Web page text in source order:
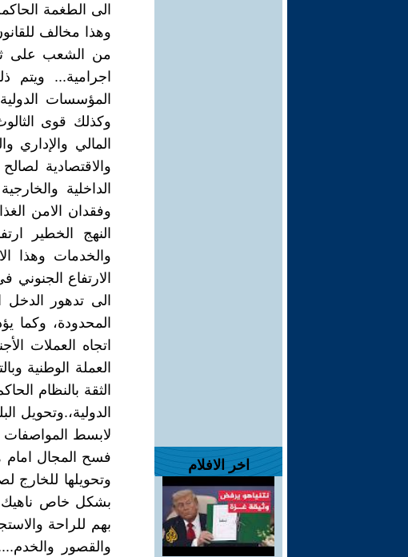
اخر الافلام
الى الطغمة
من الشعب على
اجرامية...
المؤسسات
وكذلك قوى
المالي والإداري
والاقتصادية
الداخلية
وفقدان الامن
النهج الخطير
والخدمات وهذا
الارتفاع
الى تدهور
المحدودة، وكما
اتجاه العملات
العملة الوطنية
الثقة بالنظام
الدولية،.وتحويل
لابسط المواصفات
فسح المجال امام
وتحويلها للخارج
بشكل خاص ناهيك
بهم للراحة
والقصور